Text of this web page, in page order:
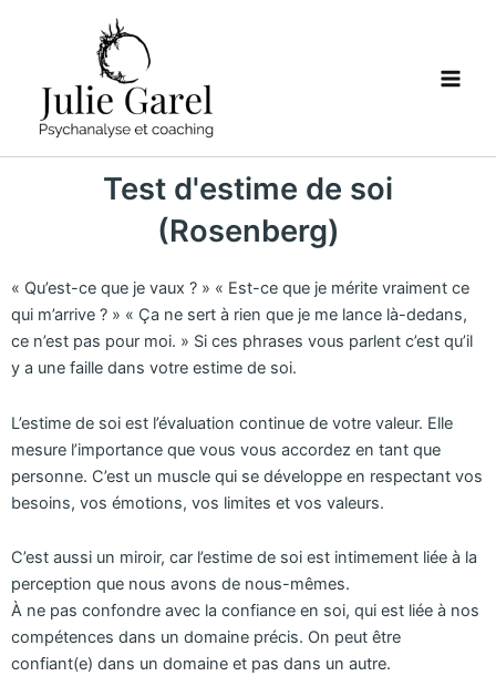
Test d'estime de soi
(Rosenberg)
« Qu’est-ce que je vaux ? » « Est-ce que je mérite vraiment ce
qui m’arrive ? » « Ça ne sert à rien que je me lance là-dedans,
ce n’est pas pour moi. » Si ces phrases vous parlent c’est qu’il
y a une faille dans votre estime de soi.
L’estime de soi est l’évaluation continue de votre valeur. Elle
mesure l’importance que vous vous accordez en tant que
personne. C’est un muscle qui se développe en respectant vos
besoins, vos émotions, vos limites et vos valeurs.
C’est aussi un miroir, car l’estime de soi est intimement liée à la
perception que nous avons de nous-mêmes.
À ne pas confondre avec la confiance en soi, qui est liée à nos
compétences dans un domaine précis. On peut être
confiant(e) dans un domaine et pas dans un autre.